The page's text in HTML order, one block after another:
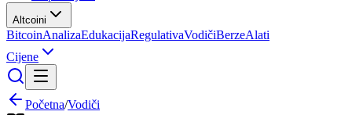
Altcoini
BitcoinAnalizaEdukacijaRegulativaVodičiBerzeAlati
Cijene
Početna/Vodiči